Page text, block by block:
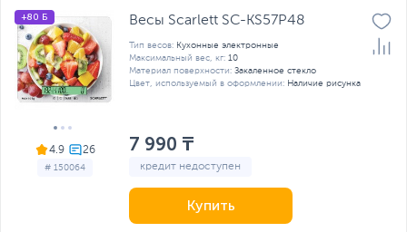
4.9
# 150064
+80 Б Весы Scarlett SC-KS57P48
Тип весов: Кухонные электронные
Максимальный вес, кг: 10
Материал поверхности: Закаленное стекло
Цвет, используемый в оформлении: Наличие рисунка
7 990 ₸
кредит недоступен
Купить